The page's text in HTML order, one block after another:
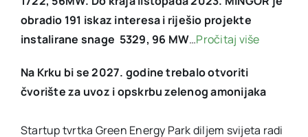
obradio 191 iskaz interesa i riješio projekte
instalirane snage 5329, 96 MW…Pročitaj više
Na Krku bi se 2027. godine trebalo otvoriti
čvorište za uvoz i opskrbu zelenog amonijaka
Startup tvrtka Green Energy Park diljem svijeta radi